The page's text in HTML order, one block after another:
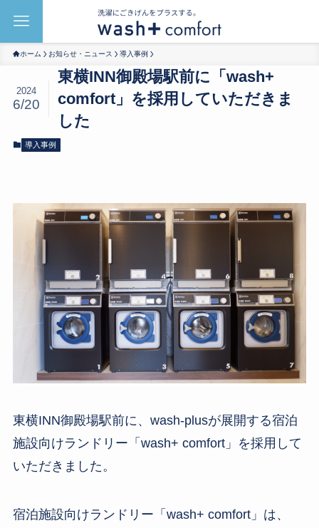
ホーム お知らせ・ニュース 導入事例
東横INN御殿場駅前に「wash+
comfort」を採用していただきま
した
2024
6/20
導入事例
東横INN御殿場駅前に、wash-plusが展開する宿泊
施設向けランドリー「wash+ comfort」を採用して
いただきました。
宿泊施設向けランドリー「wash+ comfort」は、